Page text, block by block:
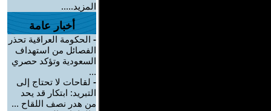
المزيد.....
أخبار عامة
- الحكومة العراقية تحذر
الفصائل من استهداف
السعودية وتؤكد حصري
...
- لقاحات لا تحتاج إلى
التبريد: ابتكار قد يحد
من هدر نصف اللقاح ...